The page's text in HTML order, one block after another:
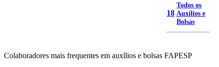
18
Todos os
Auxílios e
Bolsas
Colaboradores mais frequentes em auxílios e bolsas FAPESP